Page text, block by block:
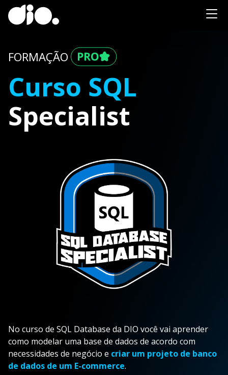
FORMAÇÃO
Curso SQL
Specialist
No curso de SQL Database da DIO você vai aprender
como modelar uma base de dados de acordo com
necessidades de negócio e criar um projeto de banco
de dados de um E-commerce.